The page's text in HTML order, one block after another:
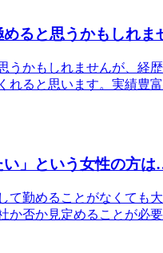
ると思うかもしれま
かもしれませんが、経
れると思います。実績豊
」という女性の方は
勤めることがなくても
否か見定めることが必